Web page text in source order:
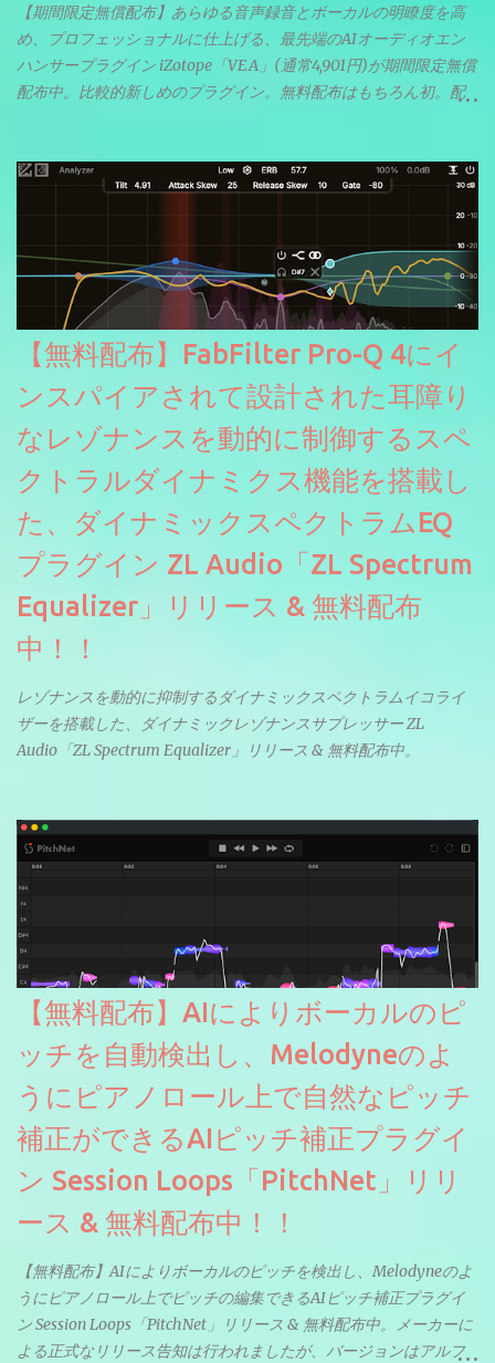
【期間限定無償配布】あらゆる音声録音とボーカルの明瞭度を高
め、プロフェッショナルに仕上げる、最先端のAIオーディオエン
ハンサープラグイン iZotope「VEA」(通常4,901円)が期間限定無償
配布中。比較的新しめのプラグイン。無料配布はもちろん初。配
【無料配布】FabFilter Pro-Q 4にイ
ンスパイアされて設計された耳障り
なレゾナンスを動的に制御するスペ
クトラルダイナミクス機能を搭載し
た、ダイナミックスペクトラムEQ
プラグイン ZL Audio「ZL Spectrum
Equalizer」リリース & 無料配布
中！！
レゾナンスを動的に抑制するダイナミックスペクトラムイコライ
ザーを搭載した、ダイナミックレゾナンスサプレッサー ZL
Audio「ZL Spectrum Equalizer」リリース & 無料配布中。
【無料配布】AIによりボーカルのピ
ッチを自動検出し、Melodyneのよ
うにピアノロール上で自然なピッチ
補正ができるAIピッチ補正プラグイ
ン Session Loops「PitchNet」リリ
ース & 無料配布中！！
【無料配布】AIによりボーカルのピッチを検出し、Melodyneのよ
うにピアノロール上でピッチの編集できるAIピッチ補正プラグイ
ン Session Loops「PitchNet」リリース & 無料配布中。メーカーに
よる正式なリリース告知は行われましたが、バージョンはアルフ